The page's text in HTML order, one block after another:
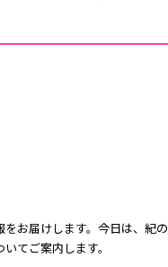
お届けします。今日は、紀の
てご案内します。